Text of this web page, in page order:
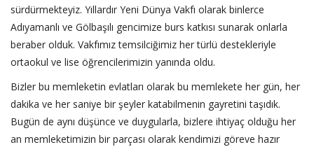
sürdürmekteyiz. Yıllardır Yeni Dünya Vakfı olarak binlerce
Adıyamanlı ve Gölbaşılı gencimize burs katkısı sunarak onlarla
beraber olduk. Vakfımız temsilciğimiz her türlü destekleriyle
ortaokul ve lise öğrencilerimizin yanında oldu.
Bizler bu memleketin evlatları olarak bu memlekete her gün, her
dakika ve her saniye bir şeyler katabilmenin gayretini taşıdık.
Bugün de aynı düşünce ve duygularla, bizlere ihtiyaç olduğu her
an memleketimizin bir parçası olarak kendimizi göreve hazır